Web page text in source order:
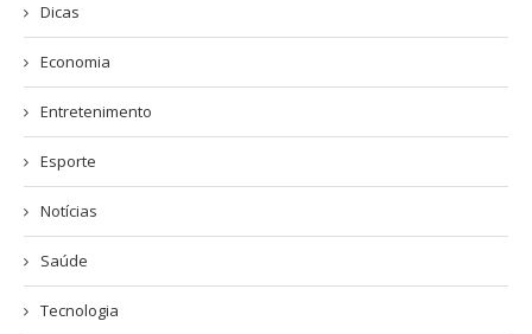
Dicas
Economia
Entretenimento
Esporte
Notícias
Saúde
Tecnologia